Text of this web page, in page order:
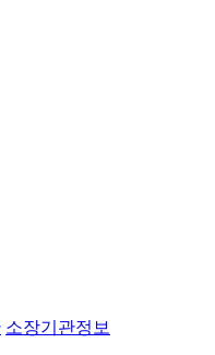
소장기관정보